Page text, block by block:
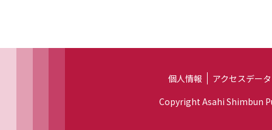
個人情報
アクセスデータ
Copyright Asahi Shimbun